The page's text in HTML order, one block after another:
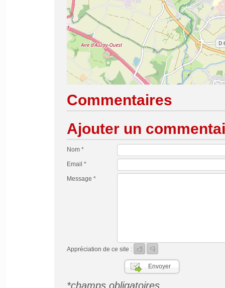
Commentaires
Ajouter un
Nom *
Email *
Message *
Appréciation de ce site :
*champs obligatoires